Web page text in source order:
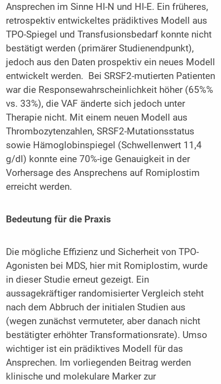
Ansprechen im Sinne HI-N und HI-E. Ein früheres,
retrospektiv entwickeltes prädiktives Modell aus
TPO-Spiegel und Transfusionsbedarf konnte nicht
bestätigt werden (primärer Studienendpunkt),
jedoch aus den Daten prospektiv ein neues Modell
entwickelt werden. Bei SRSF2-mutierten Patienten
war die Responsewahrscheinlichkeit höher (65%%
vs. 33%), die VAF änderte sich jedoch unter
Therapie nicht. Mit einem neuen Modell aus
Thrombozytenzahlen, SRSF2-Mutationsstatus
sowie Hämoglobinspiegel (Schwellenwert 11,4
g/dl) konnte eine 70%-ige Genauigkeit in der
Vorhersage des Ansprechens auf Romiplostim
erreicht werden.
Bedeutung für die Praxis
Die mögliche Effizienz und Sicherheit von TPO-
Agonisten bei MDS, hier mit Romiplostim, wurde
in dieser Studie erneut gezeigt. Ein
aussagekräftiger randomisierter Vergleich steht
nach dem Abbruch der initialen Studien aus
(wegen zunächst vermuteter, aber danach nicht
bestätigter erhöhter Transformationsrate). Umso
wichtiger ist ein prädiktives Modell für das
Ansprechen. Im vorliegenden Beitrag werden
klinische und molekulare Marker zur